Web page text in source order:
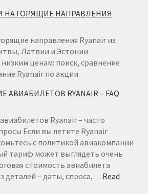
НА ГОРЯЩИЕ НАПРАВЛЕНИЯ
направления Ryanair из
Латвии и Эстонии.
ценам: поиск, сравнение
Ryanair по акции.
RYANAIR – FAQ
Ryanair – часто
Если вы летите Ryanair
с политикой авиакомпании
тариф может выглядеть очень
стоимость авиабилета
деталей – даты, спроса,… Read